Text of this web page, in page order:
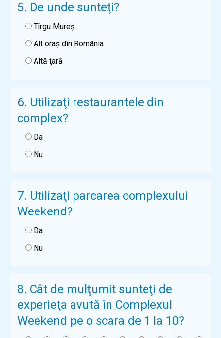
5. De unde sunteţi?
Tîrgu Mureş
Alt oraş din România
Altă ţară
6. Utilizaţi restaurantele din
complex?
Da
Nu
7. Utilizaţi parcarea complexului
Weekend?
Da
Nu
8. Cât de mulţumit sunteţi de
experieţa avută în Complexul
Weekend pe o scara de 1 la 10?